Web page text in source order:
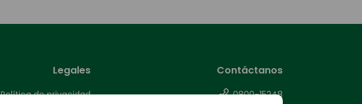
Legales
Política de privacidad
Contáctanos
0800-15248